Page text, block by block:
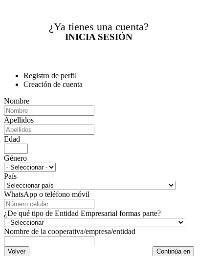
¿Ya tienes una cuenta?
INICIA SESIÓN
Registro de perfil
Creación de cuenta
Nombre
Apellidos
Edad
Género
País
WhatsApp o teléfono móvil
¿De qué tipo de Entidad Empresarial formas parte?
Nombre de la cooperativa/empresa/entidad
Volver Continúa en